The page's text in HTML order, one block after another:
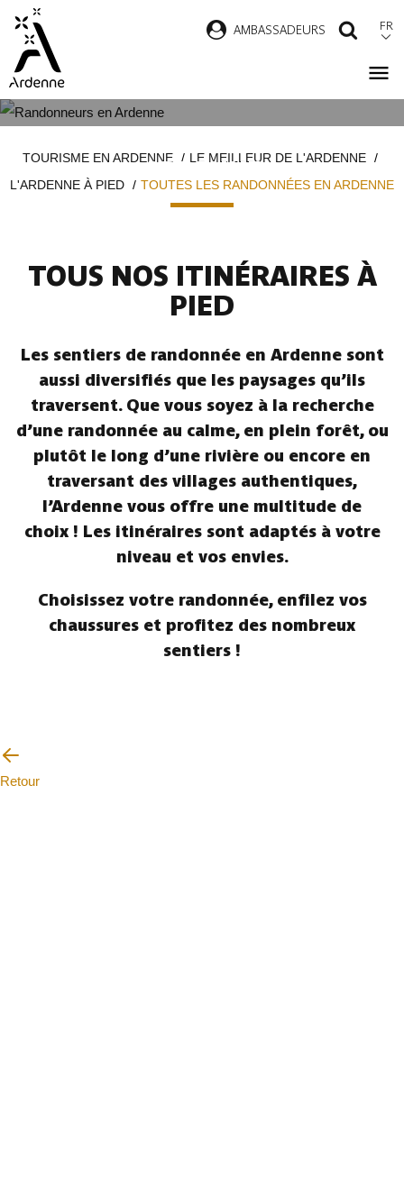
contenu
principal
AMBASSADEURS FR
ARDENNE
d'ArianeTOURISME EN ARDENNE
LE MEILLEUR DE L'ARDENNE
L'ARDENNE À PIED
TOUTES LES RANDONNÉES EN ARDENNE
TOUS NOS ITINÉRAIRES À
PIED
Les sentiers de randonnée en Ardenne sont
aussi diversifiés que les paysages qu’ils
traversent. Que vous soyez à la recherche
d’une randonnée au calme, en plein forêt, ou
plutôt le long d’une rivière ou encore en
traversant des villages authentiques,
l’Ardenne vous offre une multitude de
choix ! Les itinéraires sont adaptés à votre
niveau et vos envies.
Choisissez votre randonnée, enfilez vos
chaussures et profitez des nombreux
sentiers !
Retour